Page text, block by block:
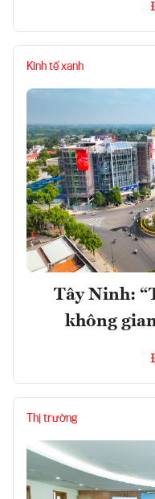
Kinh tế xanh
Tây Ninh:
không
Thị trường